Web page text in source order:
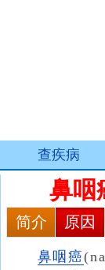
查疾病
鼻咽
简介 原因
鼻咽癌